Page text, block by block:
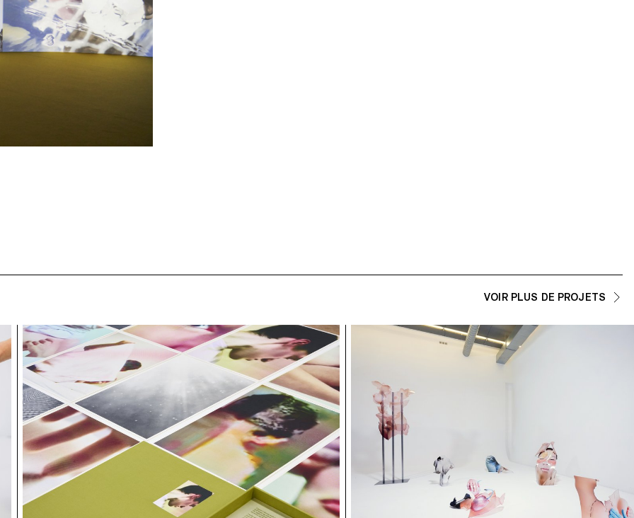
VOIR PLUS DE PROJETS